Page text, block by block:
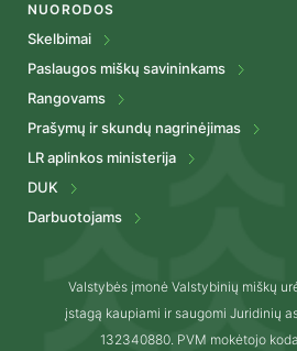
NUORODOS
Skelbimai
Paslaugos miškų savininkams
Rangovams
Prašymų ir skundų nagrinėjimas
LR aplinkos ministerija
DUK
Darbuotojams
Valstybės įmonė Valstybinių miškų
įstagą kaupiami ir saugomi Juridinių
132340880. PVM mokėtojo